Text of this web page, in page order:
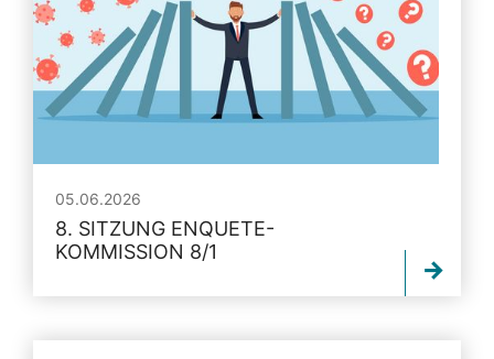
05.06.2026
8. SITZUNG ENQUETE-
KOMMISSION 8/1